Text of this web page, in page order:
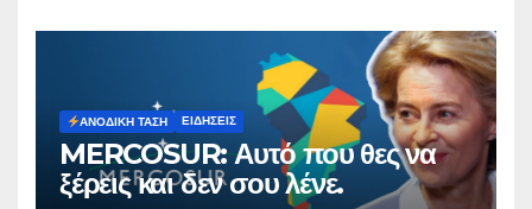
ΑΝΟΔΙΚΉ ΤΆΣΗ ΕΙΔΉΣΕΙΣ
MERCOSUR: Αυτό που θες να
ξέρεις και δεν σου λένε.